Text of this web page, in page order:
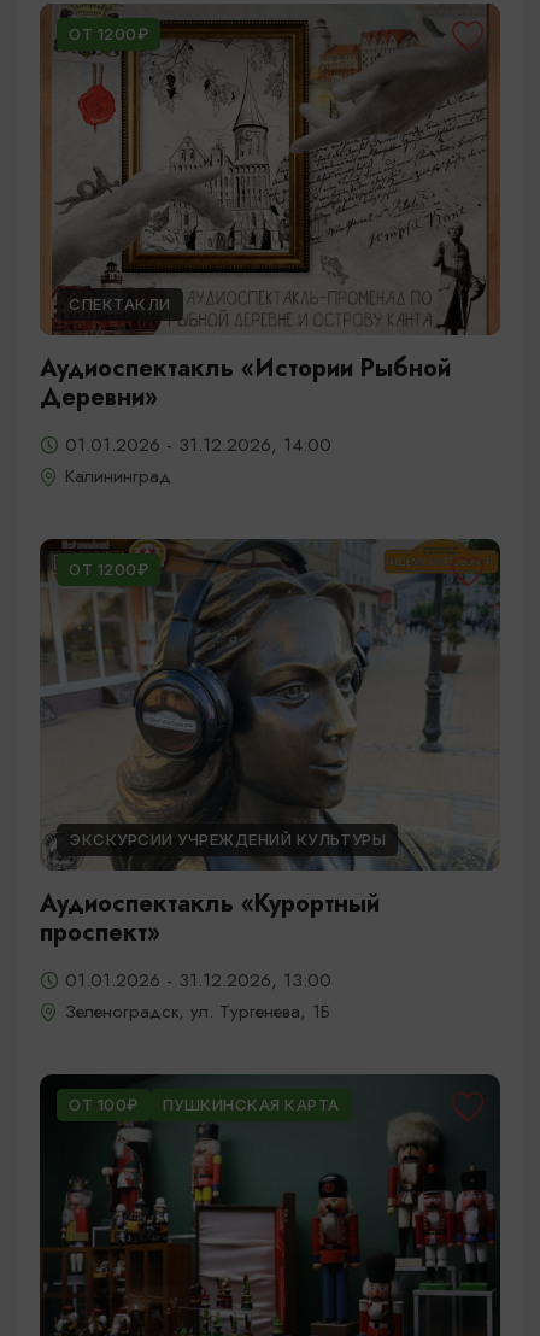
ОТ 1200₽
СПЕКТАКЛИ
Аудиоспектакль «Истории Рыбной
Деревни»
01.01.2026 - 31.12.2026, 14:00
Калининград
ОТ 1200₽
ЭКСКУРСИИ УЧРЕЖДЕНИЙ КУЛЬТУРЫ
Аудиоспектакль «Курортный
проспект»
01.01.2026 - 31.12.2026, 13:00
Зеленоградск, ул. Тургенева, 1Б
ОТ 100₽ ПУШКИНСКАЯ КАРТА